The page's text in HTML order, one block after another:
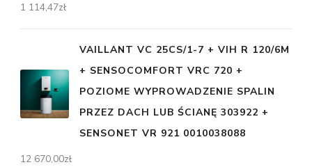
1 114,47zł
VAILLANT VC 25CS/1-7 + VIH R 120/6M
+ SENSOCOMFORT VRC 720 +
POZIOME WYPROWADZENIE SPALIN
PRZEZ DACH LUB ŚCIANĘ 303922 +
SENSONET VR 921 0010038088
12 670,00zł